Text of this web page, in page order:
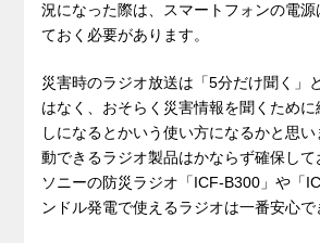
況になった際は、スマートフォンの電源
ておく必要があります。
災害時のラジオ放送は「5分だけ聞く」
はなく、おそらく災害情報を聞くため
しになるとかいう使い方になるかと思
動できるラジオ製品はかならず確保して
ソニーの防災ラジオ「ICF-B300」や「
ンドル発電で使えるラジオは一番安心で